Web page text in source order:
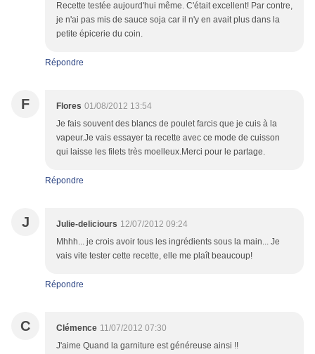
Recette testée aujourd'hui même. C'était excellent! Par contre,
je n'ai pas mis de sauce soja car il n'y en avait plus dans la
petite épicerie du coin.
Répondre
F Flores 01/08/2012 13:54
Je fais souvent des blancs de poulet farcis que je cuis à la
vapeur.Je vais essayer ta recette avec ce mode de cuisson
qui laisse les filets très moelleux.Merci pour le partage.
Répondre
J Julie-deliciours 12/07/2012 09:24
Mhhh... je crois avoir tous les ingrédients sous la main... Je
vais vite tester cette recette, elle me plaît beaucoup!
Répondre
C Clémence 11/07/2012 07:30
J'aime Quand la garniture est généreuse ainsi !!